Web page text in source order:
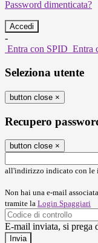
Password dimenticata?
-
Entra con SPID Entra
Seleziona utente
button close ×
Recupero
button close ×
all'indirizzo indicato con le
Non hai una e-mail
tramite la Login Spaggiari
E-mail inviata, si prega